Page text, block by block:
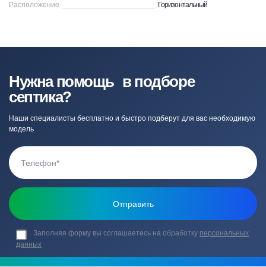
Расположение Горизонтальный
Нужна помощь в подборе
септика?
Наши специалисты бесплатно и быстро подберут для вас необходимую
модель
Заполняя форму вы соглашаетесь на обработку персональных
данных